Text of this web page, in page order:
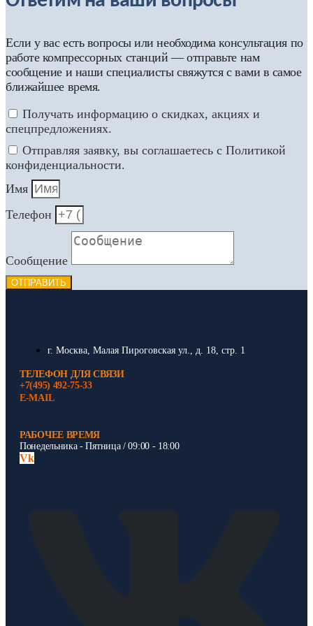
Если у вас есть вопросы или необходима консультация по
работе компрессорных станций — отправьте нам
сообщение и наши специалисты свяжутся с вами в самое
ближайшее время.
Получать информацию о скидках, акциях и
спецпредложениях.
Отправляя заявку, вы соглашаетесь с Политикой
конфиденциальности.
Имя
Телефон
Сообщение
ОТПРАВИТЬ
г. Москва, Малая Пироговская ул., д. 18, стр. 1
ТЕЛЕФОН ДЛЯ СВЯЗИ
+7(495) 492-75-33
E-MAIL
РАБОЧЕЕ ВРЕМЯ
Понедельника - Пятница / 09:00 - 18:00
Vk